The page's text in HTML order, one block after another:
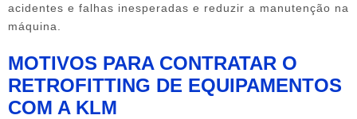
acidentes e falhas inesperadas e reduzir a manutenção na
máquina.
MOTIVOS PARA CONTRATAR O
RETROFITTING DE EQUIPAMENTOS
COM A KLM